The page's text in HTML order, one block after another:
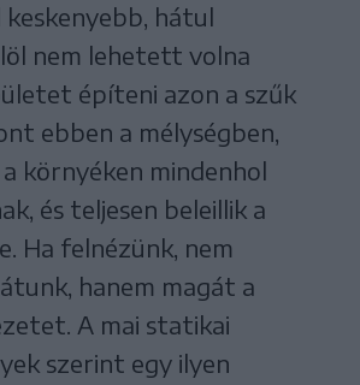
keskenyebb, hátul
nem lehetett volna
építeni azon a szűk
ebben a mélységben,
környéken mindenhol
és teljesen beleillik a
Ha felnézünk, nem
hanem magát a
A mai statikai
szerint egy ilyen